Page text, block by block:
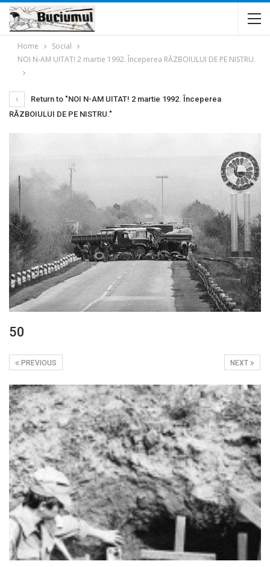
Home
Social
NOI N-AM UITAT! 2 martie 1992. Începerea RĂZBOIULUI DE PE NISTRU.
Return to "NOI N-AM UITAT! 2 martie 1992. Începerea
RĂZBOIULUI DE PE NISTRU."
50
NEXT
PREVIOUS